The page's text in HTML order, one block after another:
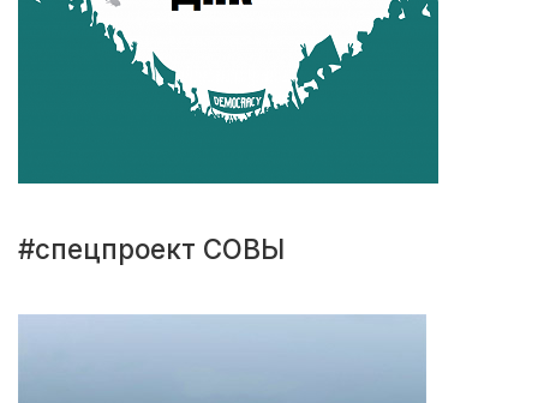
#спецпроект СОВЫ